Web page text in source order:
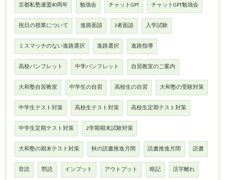
京都私塾連盟40周年 勉強会 チャットGPT チャットGPT勉強会
祝日の授業について 進路面談 3者面談 入学試験
ミスマッチのない進路選択 進路選択 進路指導
高校パンフレット 中学パンフレット 自習教室のご案内
大和塾自習教室 中学生の自習 高校生の自習 大和塾の受験対策
中学生テスト対策 高校生テスト対策 高校生定期テスト対策
中学生定期テスト対策 2学期期末試験対策
大和塾の期末テスト対策 秋の読書推進月間 読書推進月間 読書
音読 黙読 インプット アウトプット 暗記 活字離れ